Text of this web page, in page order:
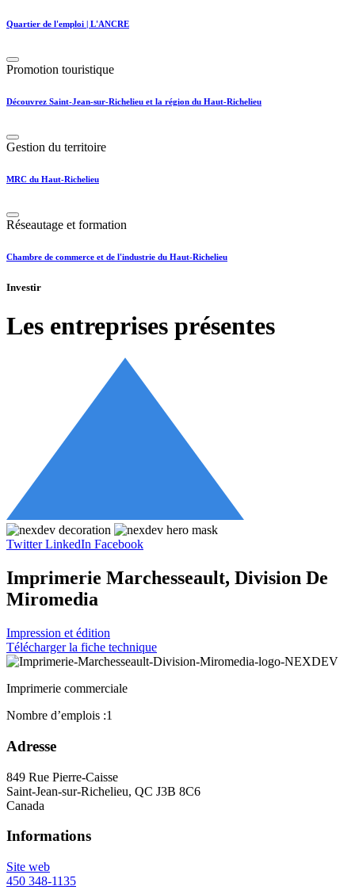
Quartier de l'emploi | L'ANCRE
Promotion touristique
Découvrez Saint-Jean-sur-Richelieu et la région du Haut-Richelieu
Gestion du territoire
MRC du Haut-Richelieu
Réseautage et formation
Chambre de commerce et de l'industrie du Haut-Richelieu
Investir
Les entreprises présentes
Twitter LinkedIn Facebook
Imprimerie Marchesseault, Division De
Miromedia
Impression et édition
Télécharger la fiche technique
Imprimerie commerciale
Nombre d’emplois :1
Adresse
849 Rue Pierre-Caisse
Saint-Jean-sur-Richelieu, QC J3B 8C6
Canada
Informations
Site web
450 348-1135